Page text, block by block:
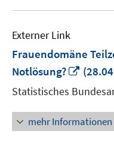
Externer Link
Frauendomäne
Notlösung?
In
neuem
öffnen
Statistisches
mehr Informationen